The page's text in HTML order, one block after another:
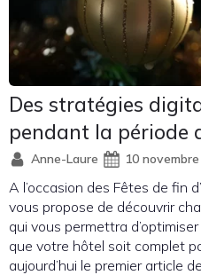
Des stratégies
pendant la période
Anne-Laure 10
A l’occasion des Fêtes de fin
vous propose de découvrir
qui vous permettra
que votre hôtel soit complet
aujourd’hui le premier article